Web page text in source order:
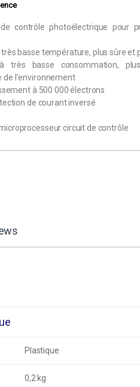
contrôle photoélectrique pour
basse température, plus sûre et
à très basse consommation,
de l’environnement
à 500 000 électrons
de courant inversé
circuit de contrôle
Plastique
0,2 kg